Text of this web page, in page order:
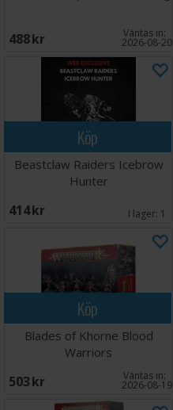
488 SEK Väntas in:
2026-08-20
Köp
Beastclaw Raiders Icebrow
Hunter
414 SEK I lager: 1
Köp
Blades of Khorne Blood
Warriors
503 SEK Väntas in:
2026-08-19